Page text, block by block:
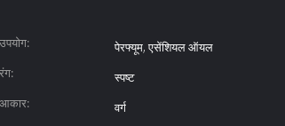
उपयोग:
पेरफ्यूम, एसेंशियल ऑयल
रंग:
स्पष्ट
आकार: वर्ग